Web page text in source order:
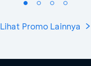
Lihat Promo Lainnya